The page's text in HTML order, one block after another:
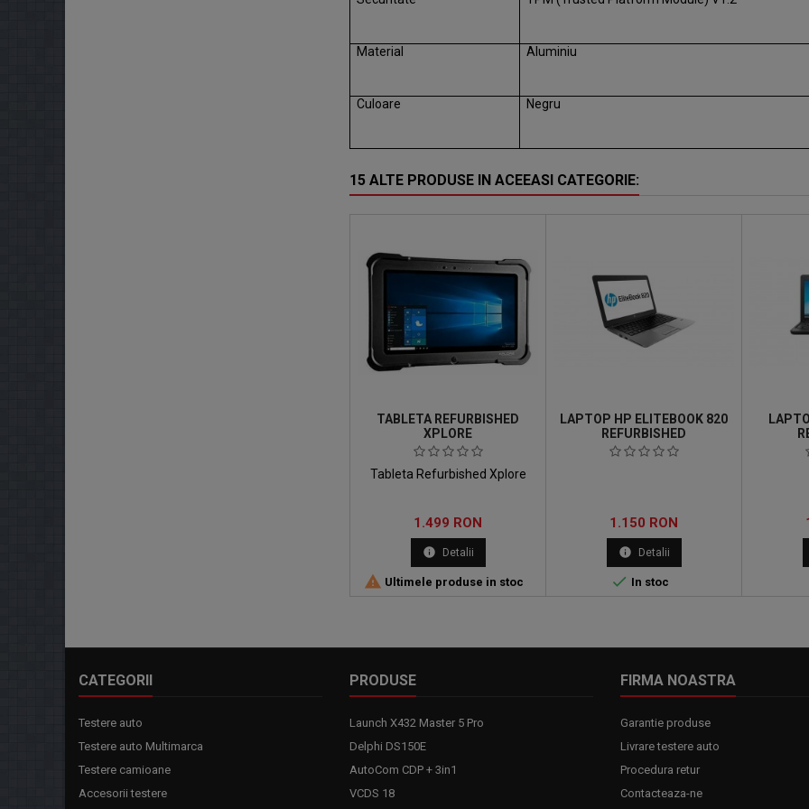
Material Aluminiu
Culoare Negru
15 ALTE PRODUSE IN ACEEASI CATEGORIE:
TABLETA REFURBISHED
XPLORE
Tableta Refurbished Xplore
Pret
1.499 RON
info Detalii
 Ultimele produse in stoc
LAPTOP HP ELITEBOOK 820
REFURBISHED
Pret
1.150 RON
info Detalii
 In stoc
CATEGORII
Testere auto
Testere auto Multimarca
Testere camioane
Accesorii testere
PRODUSE
Launch X432 Master 5 Pro
Delphi DS150E
AutoCom CDP + 3in1
VCDS 18
FIRMA NOASTRA
Garantie produse
Livrare testere auto
Procedura retur
Contacteaza-ne